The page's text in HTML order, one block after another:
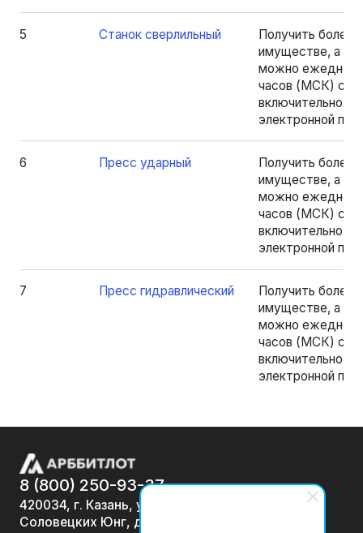
5 Станок сверлильный
Получить
имуществе, а
можно
часов (МСК) с
включительно,
электронной
6 Пресс ударный
Получить
имуществе, а
можно
часов (МСК) с
включительно,
электронной
7 Пресс гидравлический
Получить
имуществе, а
можно
часов (МСК) с
включительно,
электронной
8 (800) 250-93-37
420034, г. Казань, ул.
Соловецких Юнг, д. 7